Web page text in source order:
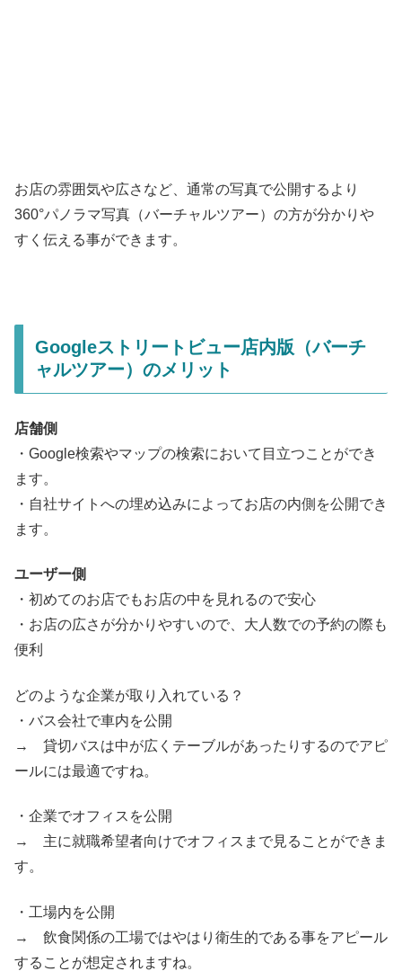
お店の雰囲気や広さなど、通常の写真で公開するより
360°パノラマ写真（バーチャルツアー）の方が分かりや
すく伝える事ができます。
Googleストリートビュー店内版（バーチ
ャルツアー）のメリット
店舗側
・Google検索やマップの検索において目立つことができ
ます。
・自社サイトへの埋め込みによってお店の内側を公開でき
ます。
ユーザー側
・初めてのお店でもお店の中を見れるので安心
・お店の広さが分かりやすいので、大人数での予約の際も
便利
どのような企業が取り入れている？
・バス会社で車内を公開
→ 貸切バスは中が広くテーブルがあったりするのでアピ
ールには最適ですね。
・企業でオフィスを公開
→ 主に就職希望者向けでオフィスまで見ることができま
す。
・工場内を公開
→ 飲食関係の工場ではやはり衛生的である事をアピール
することが想定されますね。